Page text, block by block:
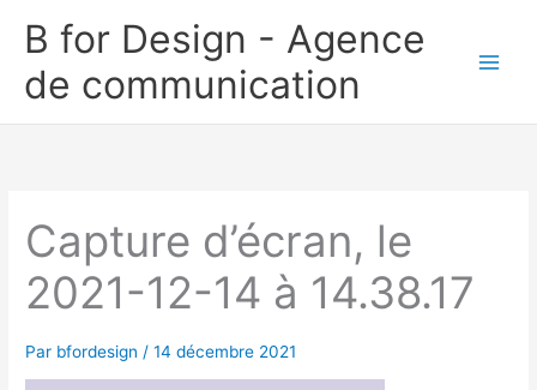
contenu
B for Design - Agence
de communication
Capture d’écran, le
2021-12-14 à 14.38.17
Par bfordesign /14 décembre 2021